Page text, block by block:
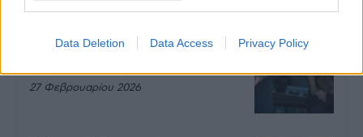
Data Deletion Data Access Privacy Policy
Μεταπροπονητική πείνα: Ο λόγος
27 Φεβρουαρίου 2026